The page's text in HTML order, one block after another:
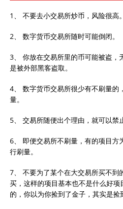
1、 不要去小交易所炒币，风险很高。
2、 数字货币交易所随时可能倒闭。
3、 你放在交易所里的币可能被盗，
是被外部黑客盗取。
4、 数字货币交易所很少有不刷量的
量。
5、 交易所随便出个理由，就可以禁
6、 即便交易所不刷量，有的项目方
行刷量。
7、 不要为了某个在大交易所买不到
买，这样的项目基本也不是什么好项
的，你以为你捡到了金子，其实是捡